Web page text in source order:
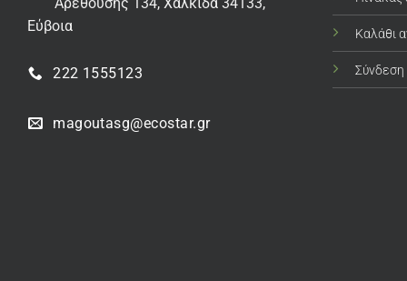
Εύβοια
222 1555123
magoutasg@ecostar.gr
Καλάθι
Σύνδεση